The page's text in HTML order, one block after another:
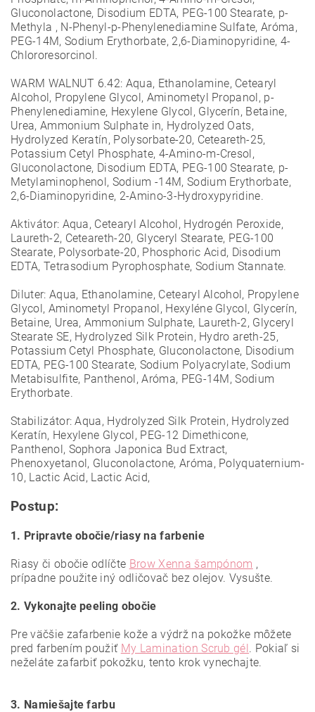
Gluconolactone, Disodium EDTA, PEG-100 Stearate, p-
Methyla , N-Phenyl-p-Phenylenediamine Sulfate, Aróma,
PEG-14M, Sodium Erythorbate, 2,6-Diaminopyridine, 4-
Chlororesorcinol.
WARM WALNUT 6.42: Aqua, Ethanolamine, Cetearyl
Alcohol, Propylene Glycol, Aminometyl Propanol, p-
Phenylenediamine, Hexylene Glycol, Glycerín, Betaine,
Urea, Ammonium Sulphate in, Hydrolyzed Oats,
Hydrolyzed Keratín, Polysorbate-20, Ceteareth-25,
Potassium Cetyl Phosphate, 4-Amino-m-Cresol,
Gluconolactone, Disodium EDTA, PEG-100 Stearate, p-
Metylaminophenol, Sodium -14M, Sodium Erythorbate,
2,6-Diaminopyridine, 2-Amino-3-Hydroxypyridine.
Aktivátor: Aqua, Cetearyl Alcohol, Hydrogén Peroxide,
Laureth-2, Ceteareth-20, Glyceryl Stearate, PEG-100
Stearate, Polysorbate-20, Phosphoric Acid, Disodium
EDTA, Tetrasodium Pyrophosphate, Sodium Stannate.
Diluter: Aqua, Ethanolamine, Cetearyl Alcohol, Propylene
Glycol, Aminometyl Propanol, Hexyléne Glycol, Glycerín,
Betaine, Urea, Ammonium Sulphate, Laureth-2, Glyceryl
Stearate SE, Hydrolyzed Silk Protein, Hydro areth-25,
Potassium Cetyl Phosphate, Gluconolactone, Disodium
EDTA, PEG-100 Stearate, Sodium Polyacrylate, Sodium
Metabisulfite, Panthenol, Aróma, PEG-14M, Sodium
Erythorbate.
Stabilizátor: Aqua, Hydrolyzed Silk Protein, Hydrolyzed
Keratín, Hexylene Glycol, PEG-12 Dimethicone,
Panthenol, Sophora Japonica Bud Extract,
Phenoxyetanol, Gluconolactone, Aróma, Polyquaternium-
10, Lactic Acid, Lactic Acid,
Postup:
1. Pripravte obočie/riasy na farbenie
Riasy či obočie odlíčte Brow Xenna šampónom ,
prípadne použite iný odličovač bez olejov. Vysušte.
2. Vykonajte peeling obočie
Pre väčšie zafarbenie kože a výdrž na pokožke môžete
pred farbením použiť My Lamination Scrub gél. Pokiaľ si
neželáte zafarbiť pokožku, tento krok vynechajte.
3. Namiešajte farbu